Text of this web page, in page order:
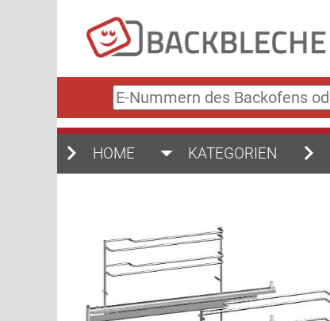
E-
Nummern
des
oder
HOME KATEGORIEN